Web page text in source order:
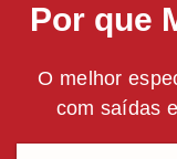
Por que
O melhor
com saídas